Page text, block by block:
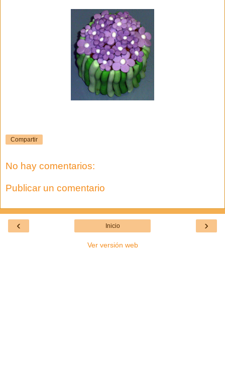
Compartir
No hay comentarios:
Publicar un comentario
‹ ›
Inicio
Ver versión web